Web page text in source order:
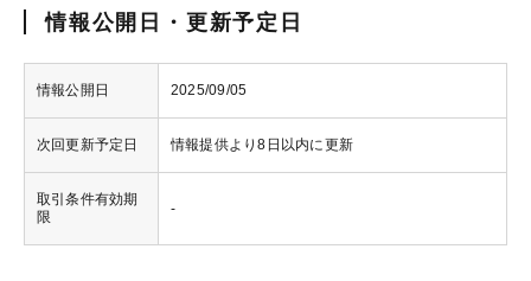
情報公開日・更新予定日
情報公開日 2025/09/05
次回更新予定日 情報提供より8日以内に更新
取引条件有効期
限
-